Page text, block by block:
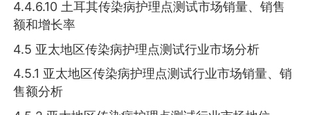
4.4.6.10 土耳其传染病护理点测试市场销量、销售
额和增长率
4.5 亚太地区传染病护理点测试行业市场分析
4.5.1 亚太地区传染病护理点测试行业市场销量、销
售额分析